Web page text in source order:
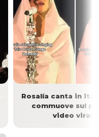
Rosalía canta in
commuove sul
video virale